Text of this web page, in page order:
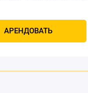
АРЕНДОВАТЬ